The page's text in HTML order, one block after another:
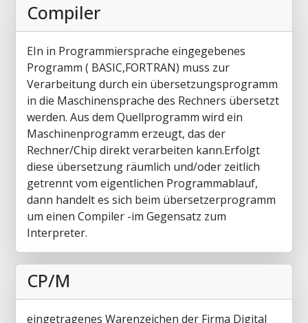
Compiler
EIn in Programmiersprache eingegebenes
Programm ( BASIC,FORTRAN) muss zur
Verarbeitung durch ein übersetzungsprogramm
in die Maschinensprache des Rechners übersetzt
werden. Aus dem Quellprogramm wird ein
Maschinenprogramm erzeugt, das der
Rechner/Chip direkt verarbeiten kann.Erfolgt
diese übersetzung räumlich und/oder zeitlich
getrennt vom eigentlichen Programmablauf,
dann handelt es sich beim übersetzerprogramm
um einen Compiler -im Gegensatz zum
Interpreter.
CP/M
eingetragenes Warenzeichen der Firma Digital